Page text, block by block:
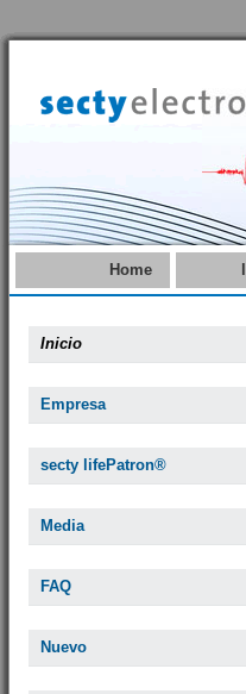
Home
Inicio
Empresa
secty lifePatron®
Media
FAQ
Nuevo